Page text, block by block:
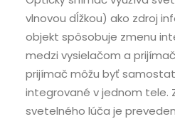
vlnovou dĺžkou) ako zdroj
objekt spôsobuje zmenu
medzi vysielačom a
prijímač môžu byť
integrované v jednom tele.
svetelného lúča je